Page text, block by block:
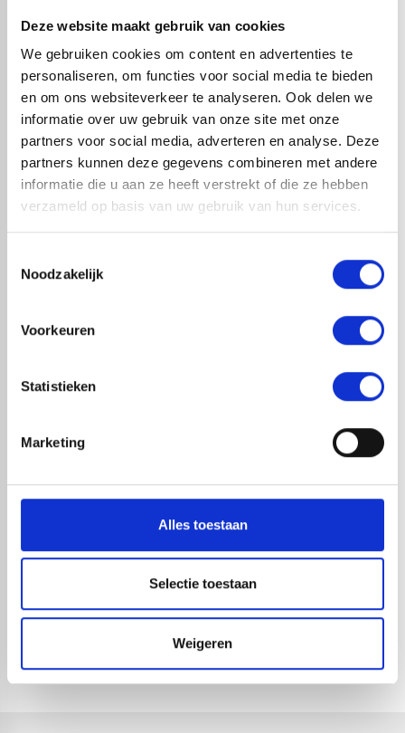
Deze website maakt gebruik van cookies
We gebruiken cookies om content en advertenties te
personaliseren, om functies voor social media te bieden
en om ons websiteverkeer te analyseren. Ook delen we
informatie over uw gebruik van onze site met onze
partners voor social media, adverteren en analyse. Deze
partners kunnen deze gegevens combineren met andere
informatie die u aan ze heeft verstrekt of die ze hebben
verzameld op basis van uw gebruik van hun services.
Noodzakelijk
Voorkeuren
Statistieken
Marketing
Alles toestaan
Selectie toestaan
Weigeren
weersinvloeden. Dankzij de grote rolbreedtes kan het dak
lekkages sterk vermindert. Elevate EPDM is veilig te
verwerken zonder open vuur en geschikt voor zowel
nieuwbouw als renovatie. Ideaal voor woningen, garages,
carports, dakkapellen en uitbouwen. Met Elevate EPDM
kies je voor een bewezen, onderhoudsarme en duurzame
dakoplossing.
check_circleLeverancier met expertise in EPDM-verwerking
HANDIG OM ER BIJ TE KOPEN
ELEVATE EPDM LSFR 1.52 MM |
3,05 X
ELEVATE EPDM LSFR 1.52 MM |
4,58 X
1-4 dagen levertijd